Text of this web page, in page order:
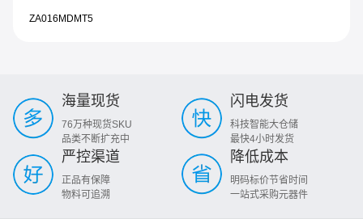
ZA016MDMT5
海量现货
76万种现货SKU
品类不断扩充中
闪电发货
科技智能大仓储
最快4小时发货
严控渠道
正品有保障
物料可追溯
降低成本
明码标价节省时间
一站式采购元器件